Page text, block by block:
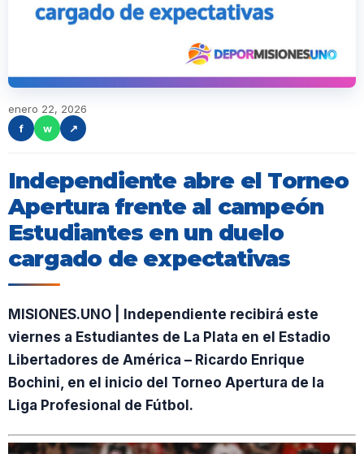
enero 22, 2026
f
w ↗
Independiente abre el Torneo
Apertura frente al campeón
Estudiantes en un duelo
cargado de expectativas
MISIONES.UNO | Independiente recibirá este
viernes a Estudiantes de La Plata en el Estadio
Libertadores de América – Ricardo Enrique
Bochini, en el inicio del Torneo Apertura de la
Liga Profesional de Fútbol.